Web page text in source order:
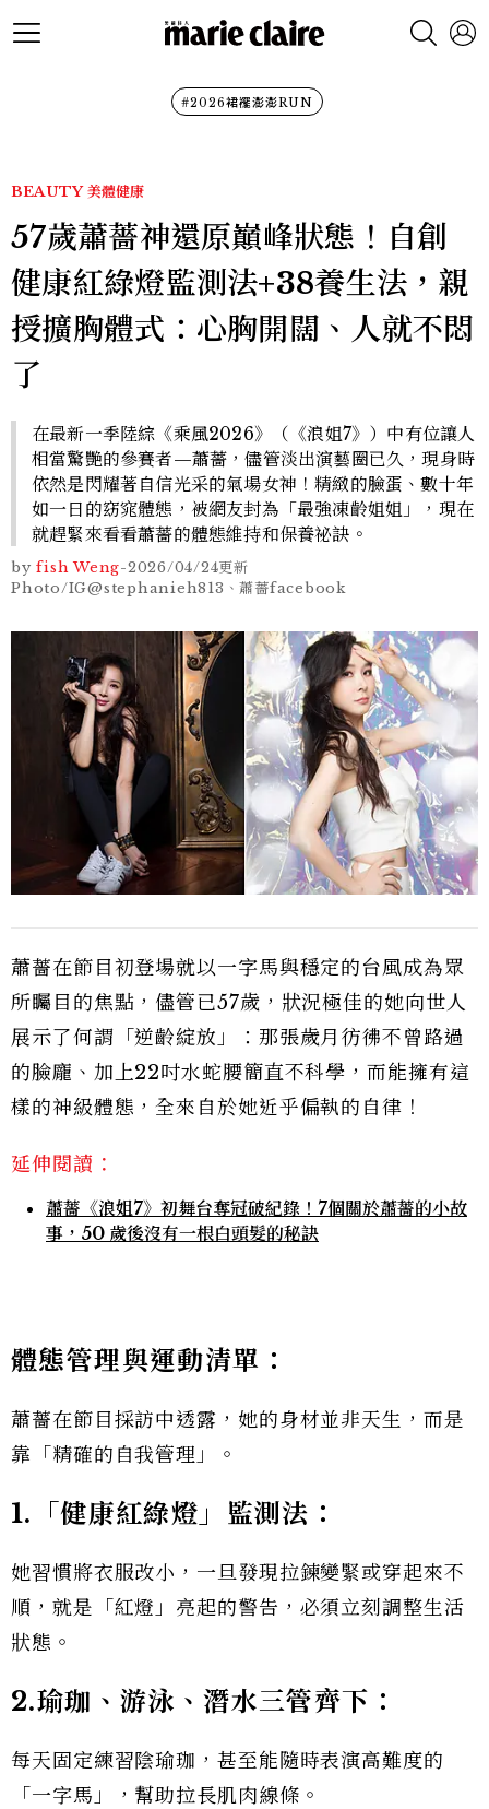
#2026裙襬澎澎RUN
BEAUTY 美體健康
57歲蕭薔神還原巔峰狀態！自創
健康紅綠燈監測法+38養生法，親
授擴胸體式：心胸開闊、人就不悶
了
在最新一季陸綜《乘風2026》（《浪姐7》）中有位讓人
相當驚艷的參賽者—蕭薔，儘管淡出演藝圈已久，現身時
依然是閃耀著自信光采的氣場女神！精緻的臉蛋、數十年
如一日的窈窕體態，被網友封為「最強凍齡姐姐」，現在
就趕緊來看看蕭薔的體態維持和保養祕訣。
by fish Weng-2026/04/24更新
Photo/IG@stephanieh813、蕭薔facebook
蕭薔在節目初登場就以一字馬與穩定的台風成為眾
所矚目的焦點，儘管已57歲，狀況極佳的她向世人
展示了何謂「逆齡綻放」：那張歲月彷彿不曾路過
的臉龐、加上22吋水蛇腰簡直不科學，而能擁有這
樣的神級體態，全來自於她近乎偏執的自律！
延伸閱讀：
蕭薔《浪姐7》初舞台奪冠破紀錄！7個關於蕭薔的小故
事，50 歲後沒有一根白頭髮的秘訣
體態管理與運動清單：
蕭薔在節目採訪中透露，她的身材並非天生，而是
靠「精確的自我管理」。
1.「健康紅綠燈」監測法：
她習慣將衣服改小，一旦發現拉鍊變緊或穿起來不
順，就是「紅燈」亮起的警告，必須立刻調整生活
狀態。
2.瑜珈、游泳、潛水三管齊下：
每天固定練習陰瑜珈，甚至能隨時表演高難度的
「一字馬」，幫助拉長肌肉線條。